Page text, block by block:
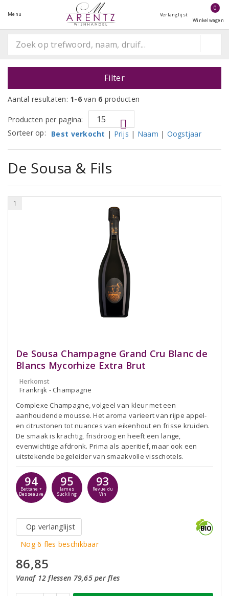
Menu Verlanglijst
0
Winkelwagen
Filter
Aantal resultaten: 1-6van 6 producten
Producten per pagina:
Sorteer op:
Best verkocht | Prijs | Naam | Oogstjaar
De Sousa & Fils
1
De Sousa Champagne Grand Cru Blanc de
Blancs Mycorhize Extra Brut
Herkomst
Frankrijk - Champagne
Complexe Champagne, volgeel van kleur met een
aanhoudende mousse. Het aroma varieert van rijpe appel-
en citrustonen tot nuances van eikenhout en frisse kruiden.
De smaak is krachtig, frisdroog en heeft een lange,
evenwichtige afdronk. Prima als aperitief, maar ook een
uitstekende begeleider van smaakvolle visschotels.
94
Bettane +
Desseauve
95
James
Suckling
93
Revue du
Vin
Op verlanglijst
Nog 6 fles beschikbaar
86,85
Vanaf 12 flessen 79,65 per fles